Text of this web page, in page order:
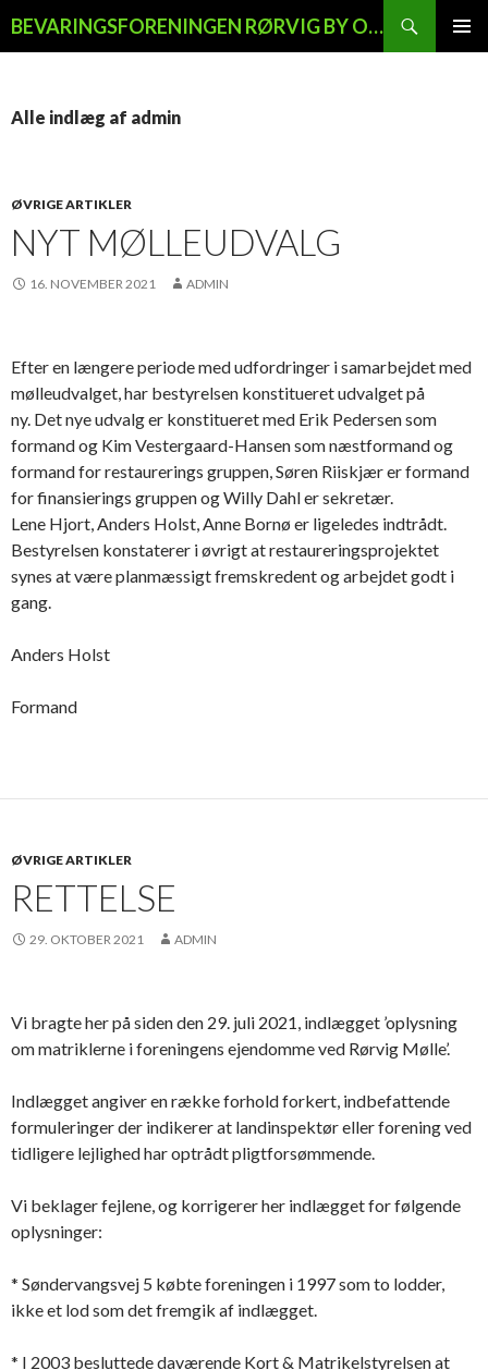
BEVARINGSFORENINGEN RØRVIG BY OG LAND
Alle indlæg af admin
ØVRIGE ARTIKLER
NYT MØLLEUDVALG
16. NOVEMBER 2021 ADMIN
Efter en længere periode med udfordringer i samarbejdet med
mølleudvalget, har bestyrelsen konstitueret udvalget på
ny. Det nye udvalg er konstitueret med Erik Pedersen som
formand og Kim Vestergaard-Hansen som næstformand og
formand for restaurerings gruppen, Søren Riiskjær er formand
for finansierings gruppen og Willy Dahl er sekretær.
Lene Hjort, Anders Holst, Anne Bornø er ligeledes indtrådt.
Bestyrelsen konstaterer i øvrigt at restaureringsprojektet
synes at være planmæssigt fremskredent og arbejdet godt i
gang.
Anders Holst
Formand
ØVRIGE ARTIKLER
RETTELSE
29. OKTOBER 2021 ADMIN
Vi bragte her på siden den 29. juli 2021, indlægget ’oplysning
om matriklerne i foreningens ejendomme ved Rørvig Mølle’.
Indlægget angiver en række forhold forkert, indbefattende
formuleringer der indikerer at landinspektør eller forening ved
tidligere lejlighed har optrådt pligtforsømmende.
Vi beklager fejlene, og korrigerer her indlægget for følgende
oplysninger:
* Søndervangsvej 5 købte foreningen i 1997 som to lodder,
ikke et lod som det fremgik af indlægget.
* I 2003 besluttede daværende Kort & Matrikelstyrelsen at